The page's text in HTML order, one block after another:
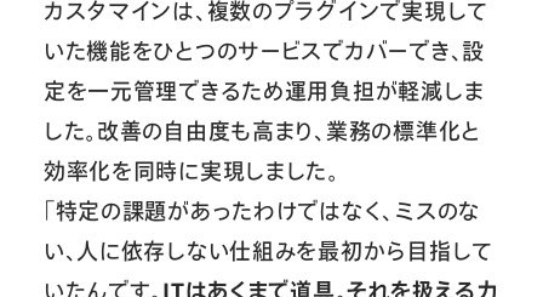
カスタマインは、複数のプラグインで実現して
いた機能をひとつのサービスでカバーでき、設
定を一元管理できるため運用負担が軽減しま
した。改善の自由度も高まり、業務の標準化と
効率化を同時に実現しました。
「特定の課題があったわけではなく、ミスのな
い、人に依存しない仕組みを最初から目指して
いたんです。 ITはあくまで道具。それを扱える力